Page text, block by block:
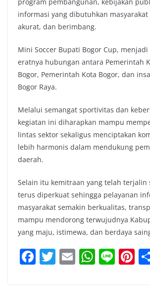
program pembangunan, kebijakan
informasi yang dibutuhkan masyarakat
akurat, dan berimbang.
Mini Soccer Bupati Bogor Cup,
eratnya hubungan antara Pemerintah
Bogor, Pemerintah Kota Bogor, dan
Bogor Raya.
Melalui semangat sportivitas dan
kegiatan ini diharapkan mampu
lintas sektor sekaligus menciptakan
lebih harmonis dalam mendukung
daerah.
Selain itu kemitraan yang telah terjalin
terus diperkuat sehingga pelayanan
masyarakat semakin berkualitas,
mampu mendorong terwujudnya
yang maju, istimewa, dan berdaya
F T E W Li Pi